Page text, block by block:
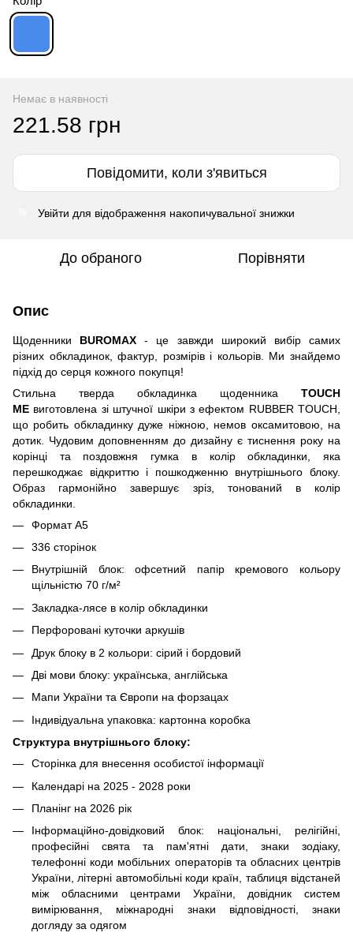
Немає в наявності
221.58 грн
Повідомити, коли з'явиться
Увійти для відображення накопичувальної знижки
До обраного Порівняти
Опис
Щоденники BUROMAX - це завжди широкий вибір самих
різних обкладинок, фактур, розмірів і кольорів. Ми знайдемо
підхід до серця кожного покупця!
Стильна тверда обкладинка щоденника TOUCH
ME виготовлена зі штучної шкіри з ефектом RUBBER TOUCH,
що робить обкладинку дуже ніжною, немов оксамитовою, на
дотик. Чудовим доповненням до дизайну є тиснення року на
корінці та поздовжня гумка в колір обкладинки, яка
перешкоджає відкриттю і пошкодженню внутрішнього блоку.
Образ гармонійно завершує зріз, тонований в колір
обкладинки.
Формат А5
336 сторінок
Внутрішній блок: офсетний папір кремового кольору
щільністю 70 г/м²
Закладка-лясе в колір обкладинки
Перфоровані куточки аркушів
Друк блоку в 2 кольори: сірий і бордовий
Дві мови блоку: українська, англійська
Мапи України та Європи на форзацах
Індивідуальна упаковка: картонна коробка
Структура внутрішнього блоку:
Сторінка для внесення особистої інформації
Календарі на 2025 - 2028 роки
Планінг на 2026 рік
Інформаційно-довідковий блок: національні, релігійні,
професійні свята та пам'ятні дати, знаки зодіаку,
телефонні коди мобільних операторів та обласних центрів
України, літерні автомобільні коди країн, таблиця відстаней
між обласними центрами України, довідник систем
вимірювання, міжнародні знаки відповідності, знаки
догляду за одягом